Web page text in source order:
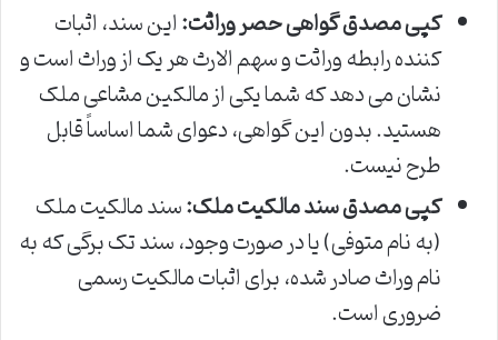
کپی مصدق گواهی حصر وراثت:این سند، اثبات
کننده رابطه وراثت و سهم الارث هر یک از وراث است و
نشان می دهد که شما یکی از مالکین مشاعی ملک
هستید. بدون این گواهی، دعوای شما اساساً قابل
طرح نیست.
کپی مصدق سند مالکیت ملک:سند مالکیت ملک
(به نام متوفی) یا در صورت وجود، سند تک برگی که به
نام وراث صادر شده، برای اثبات مالکیت رسمی
ضروری است.